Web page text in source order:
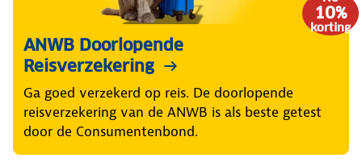
10%
korting
ANWB Doorlopende
Reisverzekering
Ga goed verzekerd op reis. De doorlopende
reisverzekering van de ANWB is als beste getest
door de Consumentenbond.